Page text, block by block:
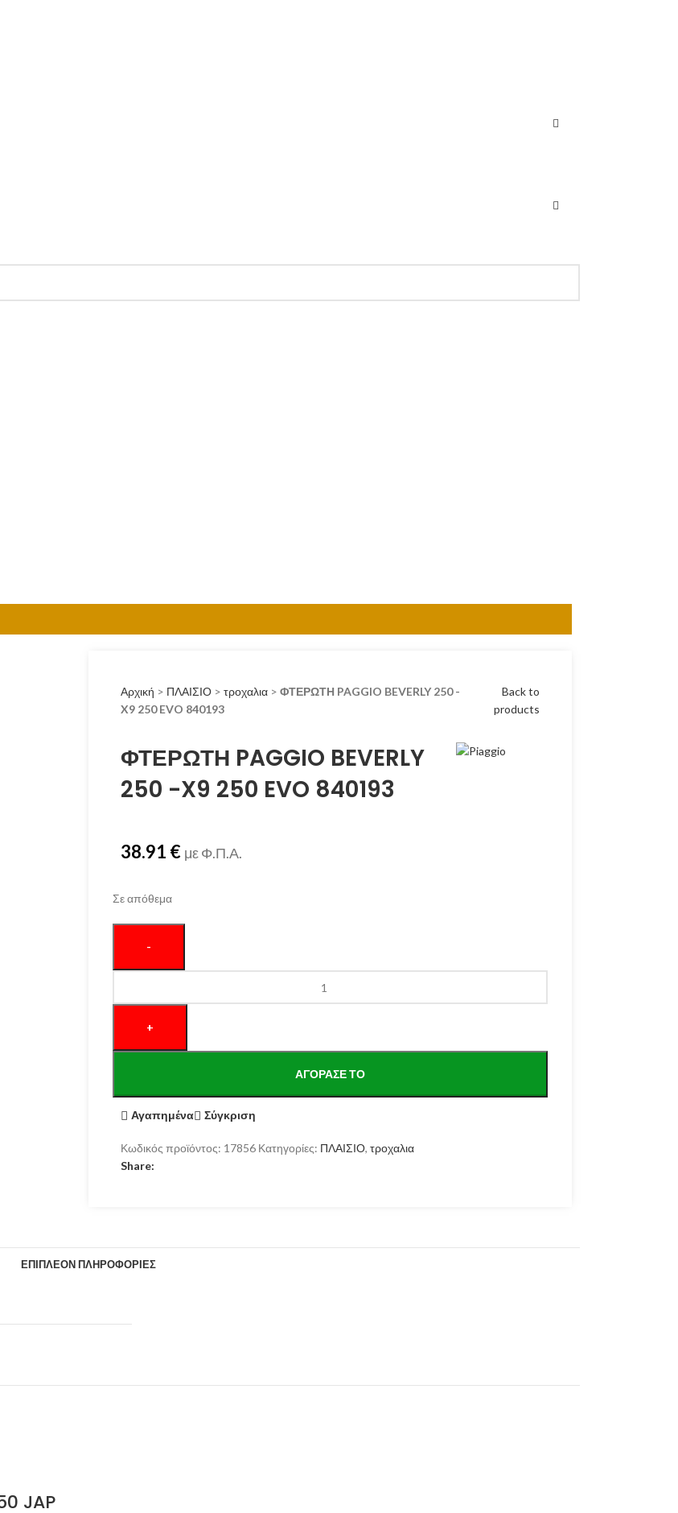
Αρχική > ΠΛΑΙΣΙΟ > τροχαλια > ΦΤΕΡΩΤΗ PAGGIO BEVERLY 250 -
X9 250 EVO 840193
Back to
products
ΦΤΕΡΩΤΗ PAGGIO BEVERLY
250 -X9 250 EVO 840193
38.91 € με Φ.Π.Α.
Σε απόθεμα
ΑΓΌΡΑΣΕ ΤΟ
Αγαπημένα Σύγκριση
Κωδικός προϊόντος: 17856 Κατηγορίες: ΠΛΑΙΣΙΟ, τροχαλια
Share:
ΕΠΙΠΛΈΟΝ ΠΛΗΡΟΦΟΡΊΕΣ
JAP